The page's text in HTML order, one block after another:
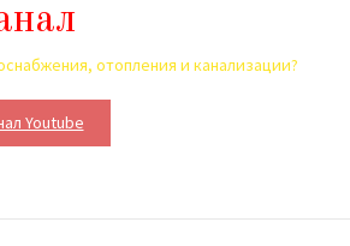
отопления и канализации?
Youtube